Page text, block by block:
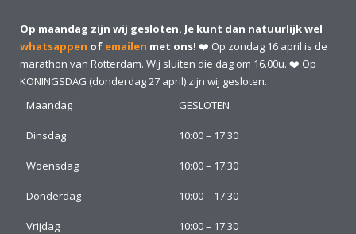
Op maandag zijn wij gesloten. Je kunt dan natuurlijk wel
whatsappen of emailen met ons! ❤️ Op zondag 16 april is de
marathon van Rotterdam. Wij sluiten die dag om 16.00u. ❤️ Op
KONINGSDAG (donderdag 27 april) zijn wij gesloten.
Maandag
GESLOTEN
Dinsdag 10:00 – 17:30
Woensdag 10:00 – 17:30
Donderdag 10:00 – 17:30
Vrijdag 10:00 – 17:30